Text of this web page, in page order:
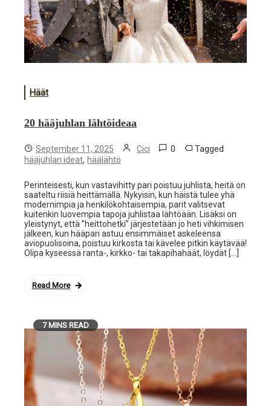
Häät
20 hääjuhlan lähtöideaa
September 11, 2025 Cici 0 Tagged
hääjuhlan ideat, häälähtö
Perinteisesti, kun vastavihitty pari poistuu juhlista, heitä on
saateltu riisiä heittämällä. Nykyisin, kun häistä tulee yhä
modernimpia ja henkilökohtaisempia, parit valitsevat
kuitenkin luovempia tapoja juhlistaa lähtöään. Lisäksi on
yleistynyt, että ”heittohetki” järjestetään jo heti vihkimisen
jälkeen, kun hääpari astuu ensimmäiset askeleensa
aviopuolisoina, poistuu kirkosta tai kävelee pitkin käytävää!
Olipa kyseessä ranta-, kirkko- tai takapihahäät, löydät […]
Read More
7 MINS READ